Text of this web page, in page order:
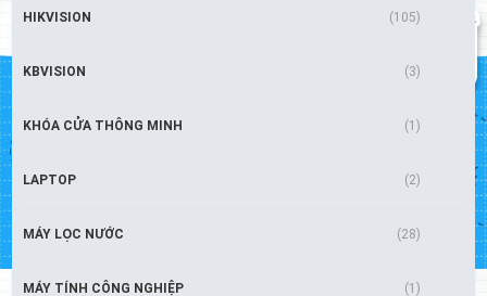
HIKVISION (105)
KBVISION (3)
KHÓA CỬA THÔNG MINH (1)
LAPTOP (2)
MÁY LỌC NƯỚC (28)
MÁY TÍNH CÔNG NGHIỆP (1)